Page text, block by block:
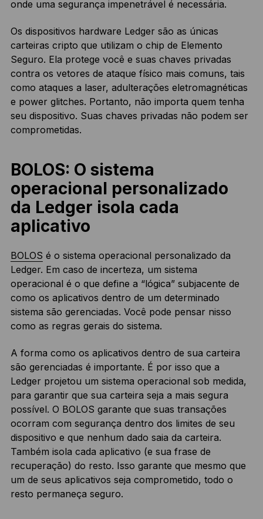
onde uma segurança impenetrável é necessária.
Os dispositivos hardware Ledger são as únicas
carteiras cripto que utilizam o chip de Elemento
Seguro. Ela protege você e suas chaves privadas
contra os vetores de ataque físico mais comuns, tais
como ataques a laser, adulterações eletromagnéticas
e power glitches. Portanto, não importa quem tenha
seu dispositivo. Suas chaves privadas não podem ser
comprometidas.
BOLOS: O sistema
operacional personalizado
da Ledger isola cada
aplicativo
BOLOS é o sistema operacional personalizado da
Ledger. Em caso de incerteza, um sistema
operacional é o que define a “lógica” subjacente de
como os aplicativos dentro de um determinado
sistema são gerenciadas. Você pode pensar nisso
como as regras gerais do sistema.
A forma como os aplicativos dentro de sua carteira
são gerenciadas é importante. É por isso que a
Ledger projetou um sistema operacional sob medida,
para garantir que sua carteira seja a mais segura
possível. O BOLOS garante que suas transações
ocorram com segurança dentro dos limites de seu
dispositivo e que nenhum dado saia da carteira.
Também isola cada aplicativo (e sua frase de
recuperação) do resto. Isso garante que mesmo que
um de seus aplicativos seja comprometido, todo o
resto permaneça seguro.